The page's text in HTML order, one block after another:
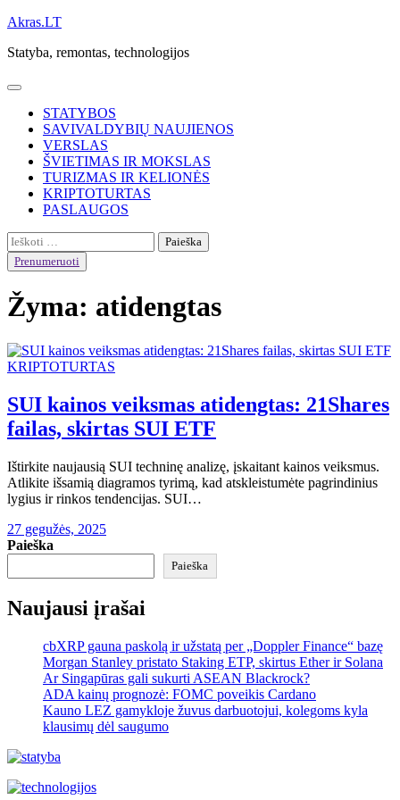
Skip
content
Akras.LT
Statyba, remontas, technologijos
STATYBOS
SAVIVALDYBIŲ NAUJIENOS
VERSLAS
ŠVIETIMAS IR MOKSLAS
TURIZMAS IR KELIONĖS
KRIPTOTURTAS
PASLAUGOS
Ieškoti:
Prenumeruoti
Žyma: atidengtas
KRIPTOTURTAS
SUI kainos veiksmas atidengtas: 21Shares
failas, skirtas SUI ETF
Ištirkite naujausią SUI techninę analizę, įskaitant kainos veiksmus.
Atlikite išsamią diagramos tyrimą, kad atskleistumėte pagrindinius
lygius ir rinkos tendencijas. SUI…
27 gegužės, 2025
Paieška
Paieška
Naujausi įrašai
cbXRP gauna paskolą ir užstatą per „Doppler Finance“ bazę
Morgan Stanley pristato Staking ETP, skirtus Ether ir Solana
Ar Singapūras gali sukurti ASEAN Blackrock?
ADA kainų prognozė: FOMC poveikis Cardano
Kauno LEZ gamykloje žuvus darbuotojui, kolegoms kyla
klausimų dėl saugumo